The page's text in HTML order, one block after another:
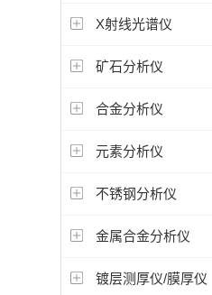
X射线光谱仪
矿石分析仪
合金分析仪
元素分析仪
不锈钢分析仪
金属合金分析仪
镀层测厚仪/膜厚仪